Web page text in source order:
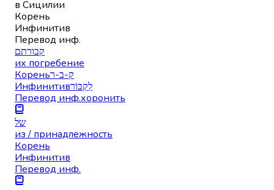
в Сицилии
Корень
Инфинитив
Перевод инф.
קבורתם
их погребение
Кореньק-ב-ר
Инфинитивלִקְבּוֹר
Перевод инф.хоронить
של
из / принадлежность
Корень
Инфинитив
Перевод инф.